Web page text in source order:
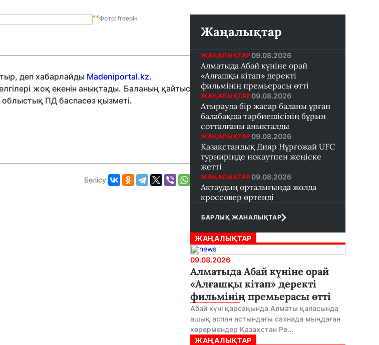
Фото: freepik
деп хабарлайды Madeniportal.kz.
жоқ екенін анықтады. Баланың қайтыс
облыстық ПД баспасөз қызметі.
Бөлісу:
Жаңалықтар
ЖАҢАЛЫҚТАР 09.08.2026
Алматыда Абай күніне орай
«Алғашқы кітап» деректі
фильмінің премьерасы өтті
ЖАҢАЛЫҚТАР 09.08.2026
Атырауда бір жасар баланы ұрған
балабақша тәрбиешісінің бұрын
сотталғаны анықталды
ЖАҢАЛЫҚТАР 09.08.2026
Қазақстандық Дияр Нұрғожай UFC
турнирінде нокаутпен жеңіске
жетті
ЖАҢАЛЫҚТАР 09.08.2026
Ақтаудың орталығында жолда
кроссовер өртенді
БАРЛЫҚ ЖАНАЛЫҚТАР
ЖАҢАЛЫҚТАР
09.08.2026
Алматыда Абай күніне орай
«Алғашқы кітап» деректі
фильмінің премьерасы өтті
Абай күні қарсаңында Алматы қаласында
ашық аспан астындағы сахнада мыңдаған
көрермендер Қазақстан Ре...
ЖАҢАЛЫҚТАР